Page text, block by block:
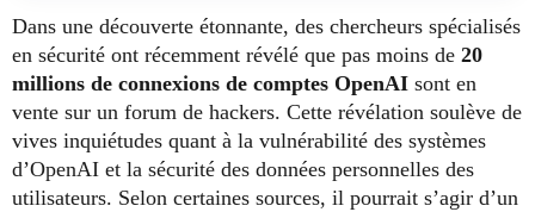
Dans une découverte étonnante, des chercheurs spécialisés
en sécurité ont récemment révélé que pas moins de 20
millions de connexions de comptes OpenAI sont en
vente sur un forum de hackers. Cette révélation soulève de
vives inquiétudes quant à la vulnérabilité des systèmes
d’OpenAI et la sécurité des données personnelles des
utilisateurs. Selon certaines sources, il pourrait s’agir d’un